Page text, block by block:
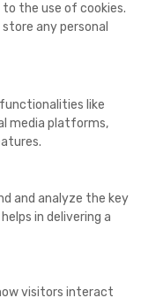
the use of cookies.
any personal
like
media platforms,
and analyze the key
in delivering a
visitors interact